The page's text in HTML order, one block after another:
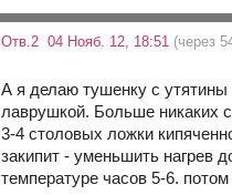
Отв.2 04 Нояб. 12, 18:51 (через
А я делаю тушенку с
лаврушкой. Больше никаких
3-4 столовых ложки
закипит - уменьшить нагрев
температуре часов 5-6.